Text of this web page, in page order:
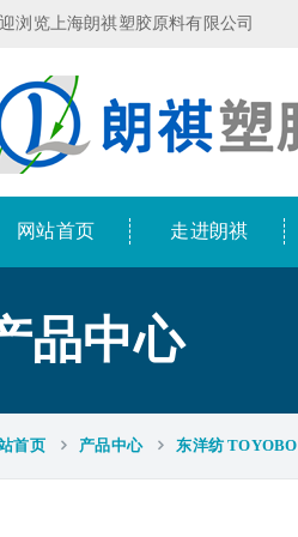
浏览上海朗祺塑胶原料有限公司
网站首页 走进朗祺
品中心
首页 产品中心 东洋纺 TOYOBO